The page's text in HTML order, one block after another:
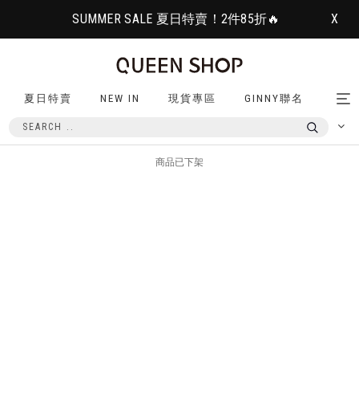
SUMMER SALE 夏日特賣！2件85折🔥 X
夏日特賣 NEW IN 現貨專區 GINNY聯名
商品已下架